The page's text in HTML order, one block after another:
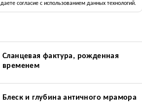
даете согласие с использованием данных технологий.
Сланцевая фактура, рожденная
временем
Блеск и глубина античного мрамора